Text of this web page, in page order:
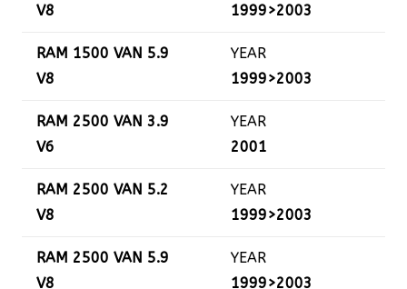
V8
1999>2003
RAM 1500 VAN 5.9
V8
YEAR
1999>2003
RAM 2500 VAN 3.9
V6
YEAR
2001
RAM 2500 VAN 5.2
V8
YEAR
1999>2003
RAM 2500 VAN 5.9
V8
YEAR
1999>2003